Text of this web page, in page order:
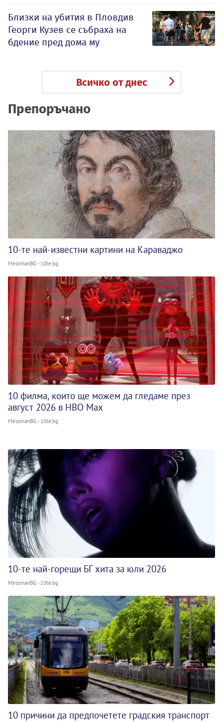
Близки на убития в Пловдив
Георги Кузев се събраха на
бдение пред дома му
Всичко от днес
Препоръчано
10-те най-известни картини на Караваджо
MelomanBG - 10te.bg
10 филма, които ще можем да гледаме през
август 2026 в HBO Max
MelomanBG - 10te.bg
10-те най-горещи БГ хита за юли 2026
MelomanBG - 10te.bg
10 причини да предпочетете градския транспорт